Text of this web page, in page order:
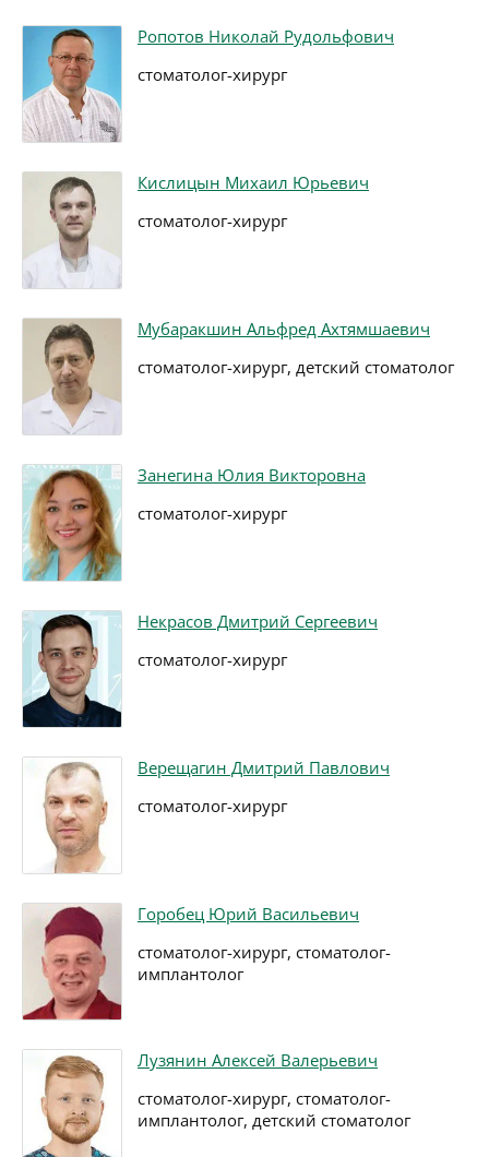
Ропотов Николай Рудольфович
стоматолог-хирург
Кислицын Михаил Юрьевич
стоматолог-хирург
Мубаракшин Альфред Ахтямшаевич
стоматолог-хирург, детский стоматолог
Занегина Юлия Викторовна
стоматолог-хирург
Некрасов Дмитрий Сергеевич
стоматолог-хирург
Верещагин Дмитрий Павлович
стоматолог-хирург
Горобец Юрий Васильевич
стоматолог-хирург, стоматолог-
имплантолог
Лузянин Алексей Валерьевич
стоматолог-хирург, стоматолог-
имплантолог, детский стоматолог